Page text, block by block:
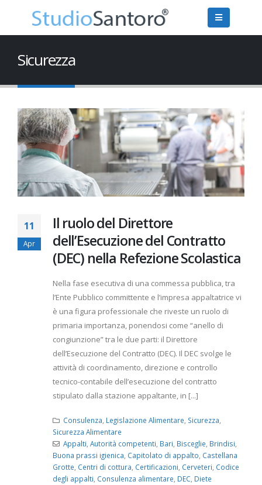
Sicurezza
11
Apr
Il ruolo del Direttore
dell’Esecuzione del Contratto
(DEC) nella Refezione Scolastica
Nella fase esecutiva di una commessa pubblica, tra
l’Ente Pubblico committente e l’impresa appaltatrice vi
è una figura professionale che riveste un ruolo di
primaria importanza, ponendosi come “anello di
congiunzione” tra le due parti: il Direttore
dell’Esecuzione del Contratto (DEC). Il DEC svolge le
attività di coordinamento, direzione e controllo
tecnico-contabile dell’esecuzione del contratto
stipulato dalla stazione appaltante, in [...]
Consulenza, Legislazione Alimentare, Sicurezza,
Sicurezza Alimentare
Appalti, Autorità competenti, Bari, Bisceglie, Brindisi,
Buona prassi igienica, Capitolato di appalto, Castellana
Grotte, Centri di cottura, Certificazioni, Cerveteri, Codice
degli appalti, Consulenza alimentare, DEC, Diete